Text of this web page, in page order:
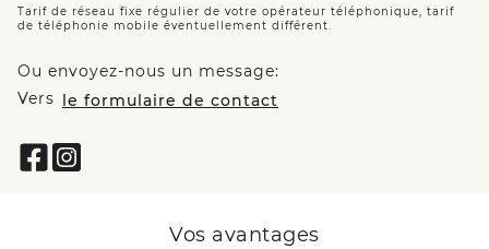
Tarif de réseau fixe régulier de votre opérateur téléphonique, tarif
de téléphonie mobile éventuellement différent.
Ou envoyez-nous un message:
Vers le formulaire de contact
Vos avantages